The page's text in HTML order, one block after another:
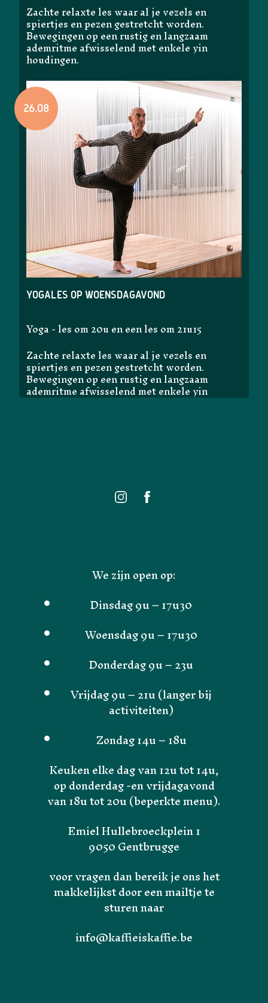
Home
Over Ons
Zachte relaxte les waar al je vezels en
spiertjes en pezen gestretcht worden.
Bewegingen op een rustig en langzaam
ademritme afwisselend met enkele yin
houdingen.
26.08
Yogales op woensdagavond
Yoga - les om 20u en een les om 21u15
Zachte relaxte les waar al je vezels en
spiertjes en pezen gestretcht worden.
Bewegingen op een rustig en langzaam
ademritme afwisselend met enkele yin
houdingen.
We zijn open op:
Dinsdag 9u – 17u30
Woensdag 9u – 17u30
Donderdag 9u – 23u
Vrijdag 9u – 21u (langer bij
activiteiten)
Zondag 14u – 18u
Keuken elke dag van 12u tot 14u,
op donderdag -en vrijdagavond
van 18u tot 20u (beperkte menu).
Emiel Hullebroeckplein 1
9050 Gentbrugge
voor vragen dan bereik je ons het
makkelijkst door een mailtje te
sturen naar
info@kaffieiskaffie.be